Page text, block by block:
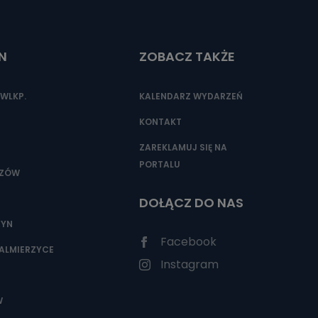
ZOBACZ TAKŻE
KALENDARZ WYDARZEŃ
KONTAKT
ZAREKLAMUJ SIĘ NA
PORTALU
DOŁĄCZ DO NAS
Facebook
Instagram